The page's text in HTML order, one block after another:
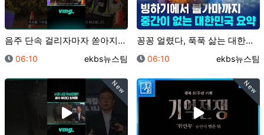
음주 단속 걸리자마자 쏟아지는 레전드 변명 / 비디오머…
등록일
06:10 등록자
ekbs뉴스팀
꽁꽁 얼렸다, 푹푹 삶는 대한민국 2계절 근황 / 머그…
등록일
06:10 등록자
ekbs뉴스팀
New New